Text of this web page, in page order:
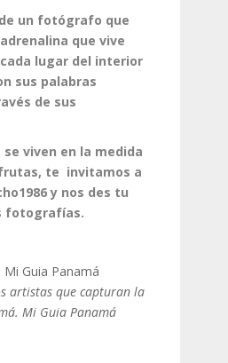
un fotógrafo que
que vive
lugar del interior
sus palabras
de sus
viven en la medida
te invitamos a
y nos des tu
fotografías.
artistas que capturan la
Mi Guia Panamá